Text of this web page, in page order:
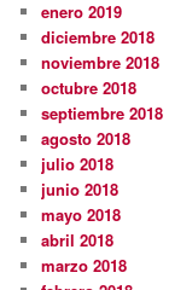
enero 2019
diciembre 2018
noviembre 2018
octubre 2018
septiembre 2018
agosto 2018
julio 2018
junio 2018
mayo 2018
abril 2018
marzo 2018